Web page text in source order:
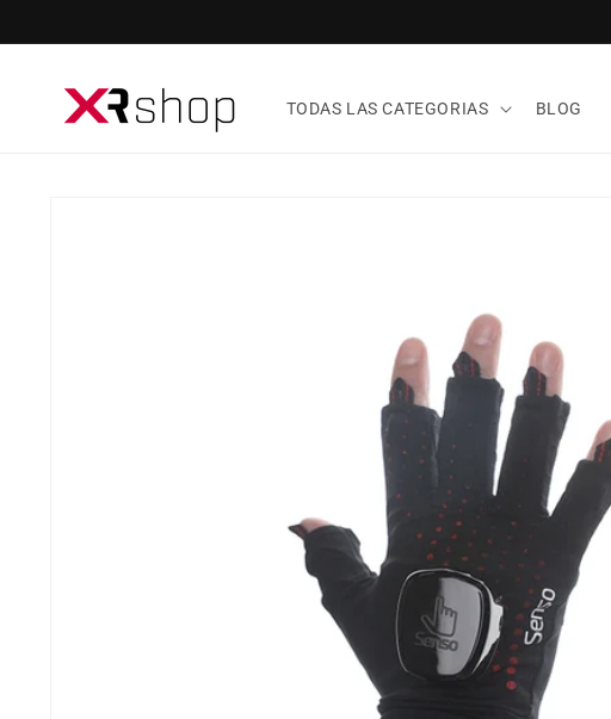
TODAS LAS CATEGORIAS BLOG